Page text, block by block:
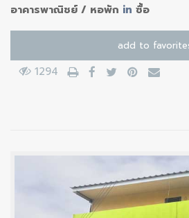
อาคารพาณิชย์ / หอพัก in ซื้อ
add to
1294